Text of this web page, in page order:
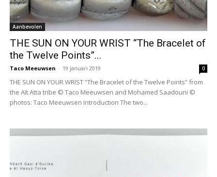
Aanbevolen
THE SUN ON YOUR WRIST “The Bracelet of
the Twelve Points”...
Taco Meeuwsen - 19 januari 2019 0
THE SUN ON YOUR WRIST “The Bracelet of the Twelve Points” from
the Aït Atta tribe © Taco Meeuwsen and Mohamed Saadouni ©
photos: Taco Meeuwsen Introduction The two...